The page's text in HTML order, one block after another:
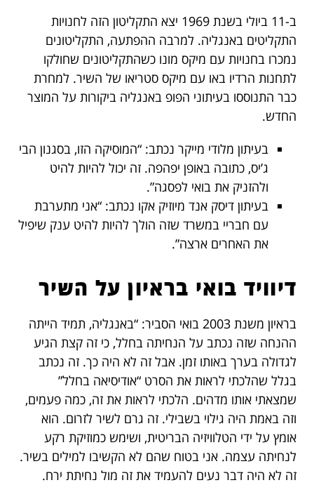
ב-11 ביולי בשנת 1969 יצא התקליטון הזה לחנויות
התקליטים באנגליה. למרבה ההפתעה, התקליטונים
נמכרו בחנויות עם מיקס מונו כשהתקליטונים שחולקו
לתחנות הרדיו באו עם מיקס סטריאו של השיר. למחרת
כבר התנוססו בעיתוני הפופ באנגליה ביקורות על המוצר
החדש.
בעיתון מלודי מייקר נכתב: “המוסיקה הזו, בסגנון הבי
ג’יס, כתובה באופן יפהפה. זה יכול להיות להיט
ולהזניק את בואי לפסגה”.
בעיתון דיסק אנד מיוזיק אקו נכתב: “אני מתערבת
עם חבריי במשרד שזה הולך להיות להיט ענק שיפיל
את האחרים ארצה”.
דיוויד בואי בראיון על השיר
בראיון משנת 2003 בואי הסביר: “באנגליה, תמיד הייתה
ההנחה שזה נכתב על הנחיתה בחלל, כי זה קצת הגיע
לגדולה בערך באותו זמן. אבל זה לא היה כך. זה נכתב
בגלל שהלכתי לראות את הסרט “אודיסיאה בחלל”
שמצאתי אותו מדהים. הלכתי לראות את זה, כמה פעמים,
וזה באמת היה גילוי בשבילי. זה גרם לשיר לזרום. הוא
אומץ על ידי הטלוויזיה הבריטית, ושימש כמוזיקת ​​רקע
לנחיתה עצמה. אני בטוח שהם לא הקשיבו למילים בשיר.
זה לא היה דבר נעים להעמיד את זה מול נחיתת ירח.